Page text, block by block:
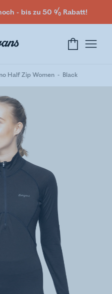
- bis zu 50 % Rabatt!
Half Zip Women Black